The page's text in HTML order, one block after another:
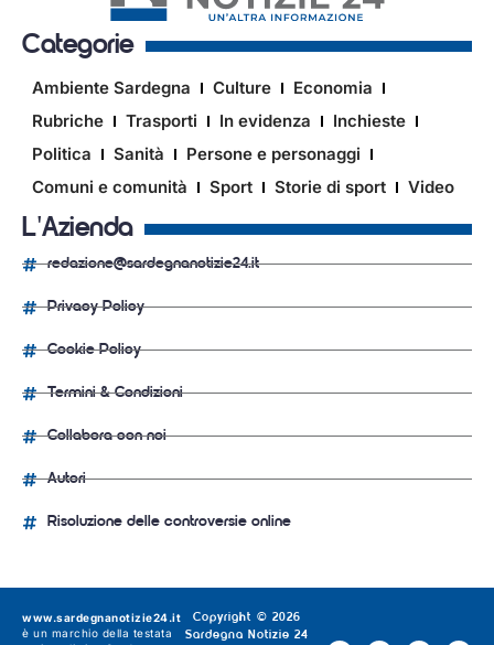
Categorie
Ambiente Sardegna Culture
Economia
Rubriche
Trasporti In evidenza
Inchieste
Politica
Sanità
Persone e personaggi
Comuni e comunità
Sport Storie di sport Video
L'Azienda
redazione@sardegnanotizie24.it
Privacy Policy
Cookie Policy
Termini & Condizioni
Collabora con noi
Autori
Risoluzione delle controversie online
Copyright © 2026
Sardegna Notizie 24
www.sardegnanotizie24.it
è un marchio della testata